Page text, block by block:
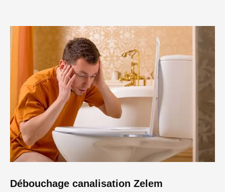
Débouchage canalisation Zelem